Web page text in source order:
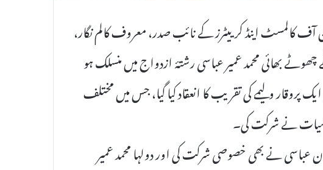
آف کالمسٹ اینڈ کرییٹرز کے نائب صدر، معروف کالم نگار،
بھائی محمد عمیر عباسی رشتۂ ازدواج میں منسلک ہو
پروقار ولیمے کی تقریب کا انعقاد کیا گیا، جس میں مختلف
نے شرکت کی۔
عباسی نے بھی خصوصی شرکت کی اور دولہا محمد عمیر